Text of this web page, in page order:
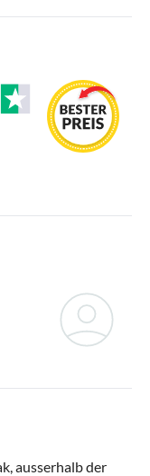
ausserhalb der